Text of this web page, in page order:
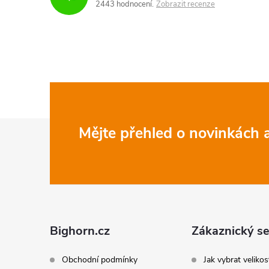
i
2443 hodnocení Zobrazit recenze
Mějte přehled o novinkách
Bighorn.cz
Obchodní podmínky
Zákaznický
Jak vybrat